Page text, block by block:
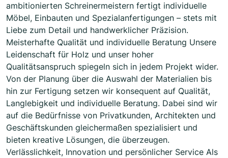
ambitionierten Schreinermeistern fertigt individuelle
Möbel, Einbauten und Spezialanfertigungen – stets mit
Liebe zum Detail und handwerklicher Präzision.
Meisterhafte Qualität und individuelle Beratung Unsere
Leidenschaft für Holz und unser hoher
Qualitätsanspruch spiegeln sich in jedem Projekt wider.
Von der Planung über die Auswahl der Materialien bis
hin zur Fertigung setzen wir konsequent auf Qualität,
Langlebigkeit und individuelle Beratung. Dabei sind wir
auf die Bedürfnisse von Privatkunden, Architekten und
Geschäftskunden gleichermaßen spezialisiert und
bieten kreative Lösungen, die überzeugen.
Verlässlichkeit, Innovation und persönlicher Service Als